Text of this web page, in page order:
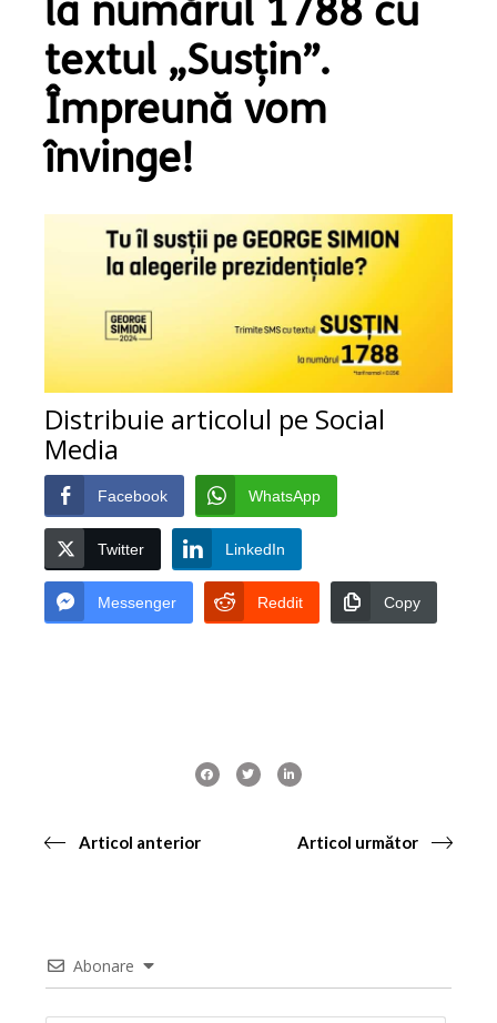
la numărul 1788 cu
textul „Susțin”.
Împreună vom
învinge!
Distribuie articolul pe Social
Media
Facebook WhatsApp
Twitter LinkedIn
Messenger Reddit Copy
Articol anterior Articol următor
Abonare